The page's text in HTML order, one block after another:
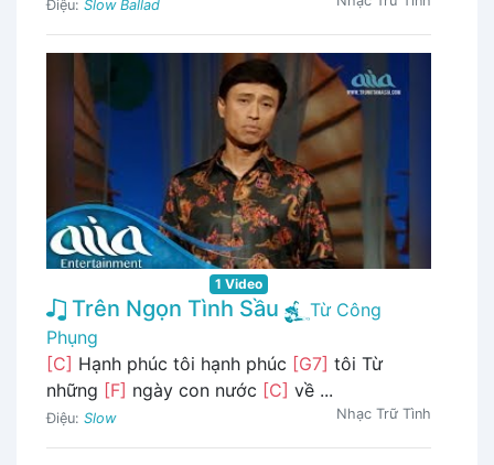
Điệu: Slow Ballad
1 Video
Trên Ngọn Tình Sầu
Từ Công
Phụng
[C] Hạnh phúc tôi hạnh phúc [G7] tôi Từ
những [F] ngày con nước [C] về ...
Điệu: Slow Nhạc Trữ Tình